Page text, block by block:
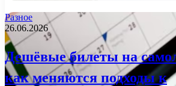
Разное
26.06.2026
Дешёвые билеты на
как меняются подходы к